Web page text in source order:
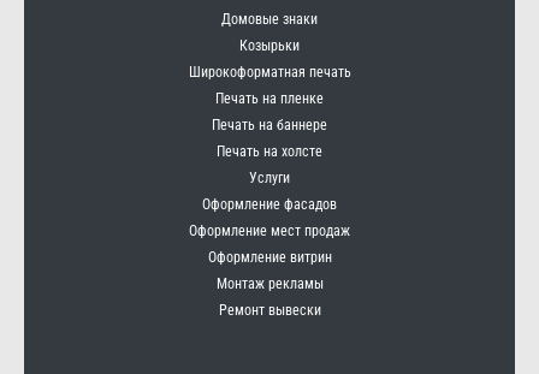
Домовые знаки
Козырьки
Широкоформатная печать
Печать на пленке
Печать на баннере
Печать на холсте
Услуги
Оформление фасадов
Оформление мест продаж
Оформление витрин
Монтаж рекламы
Ремонт вывески